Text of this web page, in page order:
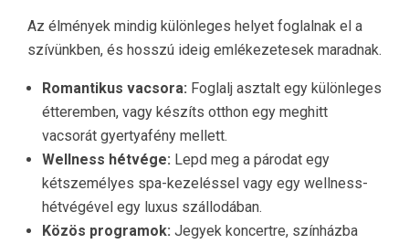
Az élmények mindig különleges helyet foglalnak el a
szívünkben, és hosszú ideig emlékezetesek maradnak.
Romantikus vacsora: Foglalj asztalt egy különleges
étteremben, vagy készíts otthon egy meghitt
vacsorát gyertyafény mellett.
Wellness hétvége: Lepd meg a párodat egy
kétszemélyes spa-kezeléssel vagy egy wellness-
hétvégével egy luxus szállodában.
Közös programok: Jegyek koncertre, színházba